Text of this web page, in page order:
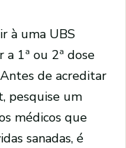
à uma UBS
a 1ª ou 2ª dose
de acreditar
pesquise um
médicos que
sanadas, é